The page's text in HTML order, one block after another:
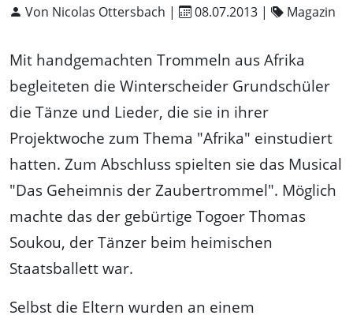
Von Nicolas Ottersbach | 08.07.2013 | Magazin
Mit handgemachten Trommeln aus Afrika
begleiteten die Winterscheider Grundschüler
die Tänze und Lieder, die sie in ihrer
Projektwoche zum Thema "Afrika" einstudiert
hatten. Zum Abschluss spielten sie das Musical
"Das Geheimnis der Zaubertrommel". Möglich
machte das der gebürtige Togoer Thomas
Soukou, der Tänzer beim heimischen
Staatsballett war.
Selbst die Eltern wurden an einem